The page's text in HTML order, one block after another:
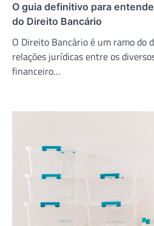
O guia definitivo para
do Direito Bancário
O Direito Bancário é um ramo do
relações jurídicas entre os
financeiro…